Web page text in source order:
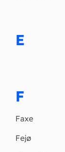
E
F
Faxe
Fejø